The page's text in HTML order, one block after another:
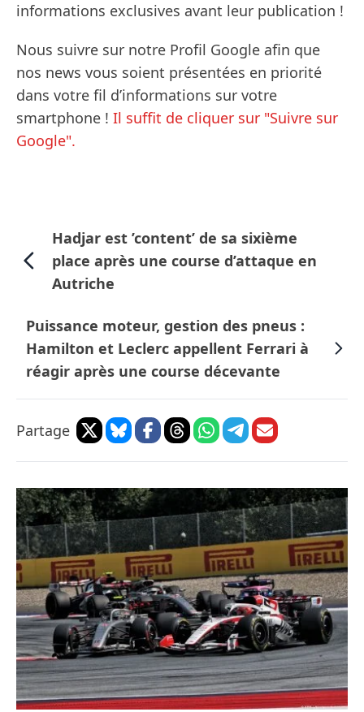
informations exclusives avant leur publication !
Nous suivre sur notre Profil Google afin que
nos news vous soient présentées en priorité
dans votre fil d’informations sur votre
smartphone ! Il suffit de cliquer sur "Suivre sur
Google".
Hadjar est ’content’ de sa sixième
place après une course d’attaque en
Autriche
Puissance moteur, gestion des pneus :
Hamilton et Leclerc appellent Ferrari à
réagir après une course décevante
Partage